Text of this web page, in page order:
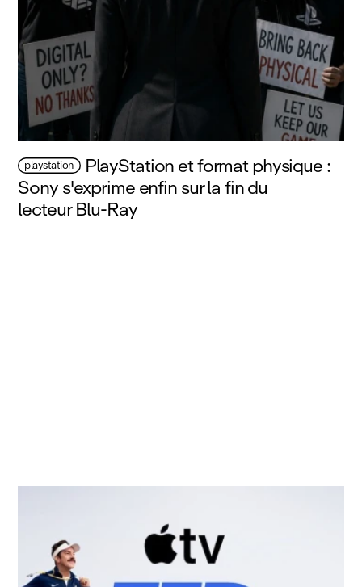
playstation PlayStation et format physique :
Sony s'exprime enfin sur la fin du
lecteur Blu‑Ray